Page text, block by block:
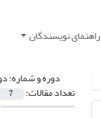
راهنمای نویسندگان
دوره و شماره:دوره 11،
تعداد مقالات: 7